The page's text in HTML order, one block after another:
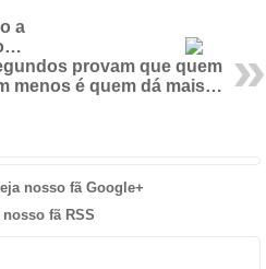
a
provam que quem
menos é quem dá mais…